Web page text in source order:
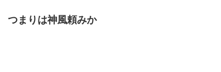
つまりは神風頼みか